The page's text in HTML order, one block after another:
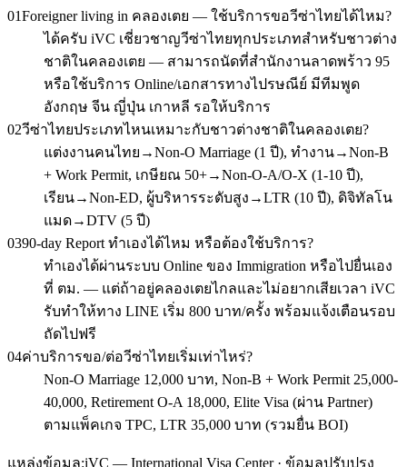
01Foreigner living in คลองเตย — ใช้บริการขอวีซ่าไทยได้ไหม?
ได้ครับ iVC เชี่ยวชาญวีซ่าไทยทุกประเภทสำหรับชาวต่าง
ชาติในคลองเตย — สามารถนัดที่สำนักงานลาดพร้าว 95
หรือใช้บริการ Online/เอกสารทางไปรษณีย์ มีทีมพูด
อังกฤษ จีน ญี่ปุ่น เกาหลี รอให้บริการ
02วีซ่าไทยประเภทไหนเหมาะกับชาวต่างชาติในคลองเตย?
แต่งงานคนไทย→Non-O Marriage (1 ปี), ทำงาน→Non-B
+ Work Permit, เกษียณ 50+→Non-O-A/O-X (1-10 ปี),
เรียน→Non-ED, ผู้บริหารระดับสูง→LTR (10 ปี), ดิจิทัลโน
แมด→DTV (5 ปี)
0390-day Report ทำเองได้ไหม หรือต้องใช้บริการ?
ทำเองได้ผ่านระบบ Online ของ Immigration หรือไปยื่นเอง
ที่ ตม. — แต่ถ้าอยู่คลองเตยไกลและไม่อยากเสียเวลา iVC
รับทำให้ทาง LINE เริ่ม 800 บาท/ครั้ง พร้อมแจ้งเตือนรอบ
ถัดไปฟรี
04ค่าบริการขอ/ต่อวีซ่าไทยเริ่มเท่าไหร่?
Non-O Marriage 12,000 บาท, Non-B + Work Permit 25,000-
40,000, Retirement O-A 18,000, Elite Visa (ผ่าน Partner)
ตามแพ็คเกจ TPC, LTR 35,000 บาท (รวมยื่น BOI)
แหล่งข้อมูล:iVC — International Visa Center · ข้อมูลปรับปรุง